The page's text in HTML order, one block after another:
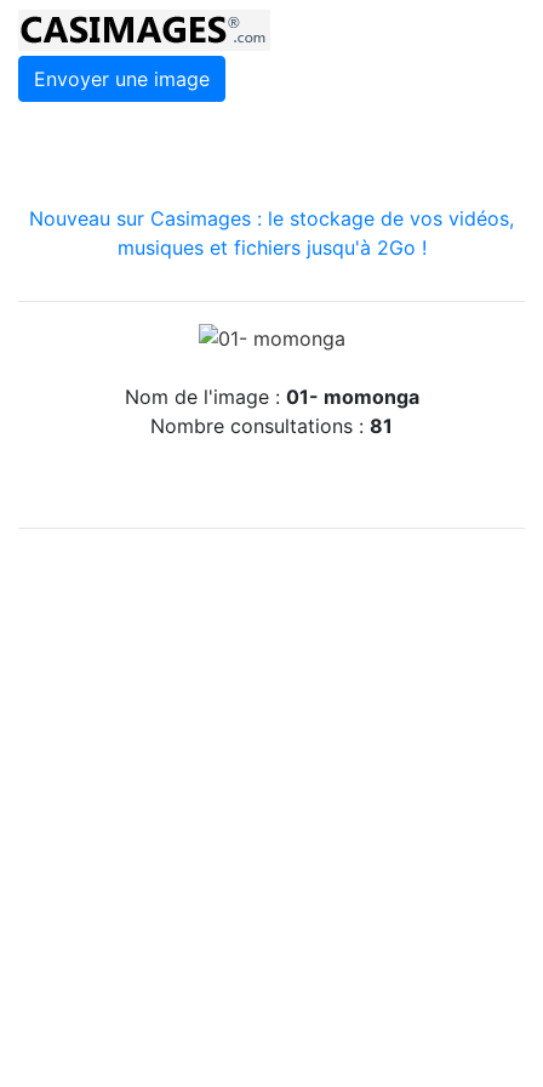
Envoyer une image
Nouveau sur Casimages : le stockage de vos vidéos,
musiques et fichiers jusqu'à 2Go !
Nom de l'image : 01- momonga
Nombre consultations : 81